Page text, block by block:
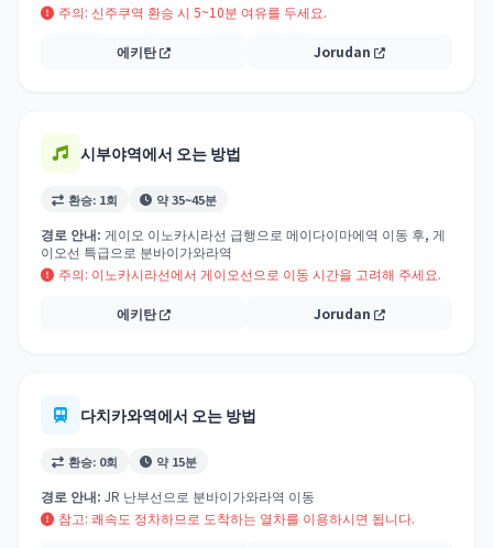
주의: 신주쿠역 환승 시 5~10분 여유를 두세요.
에키탄 Jorudan
시부야역에서 오는 방법
환승: 1회 약 35~45분
경로 안내: 게이오 이노카시라선 급행으로 메이다이마에역 이동 후, 게
이오선 특급으로 분바이가와라역
주의: 이노카시라선에서 게이오선으로 이동 시간을 고려해 주세요.
에키탄 Jorudan
다치카와역에서 오는 방법
환승: 0회 약 15분
경로 안내: JR 난부선으로 분바이가와라역 이동
참고: 쾌속도 정차하므로 도착하는 열차를 이용하시면 됩니다.